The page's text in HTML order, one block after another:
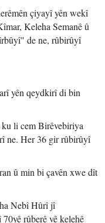
çiyayî yên wekî
Keleha Semanê û
de ne, rûbirûyî
yên qeydkirî di bin
li cem Birêvebiriya
ne. Her 36 gir rûbirûyî
û min bi çavên xwe dît
Nebî Hûrî jî
rûberê vê kelehê